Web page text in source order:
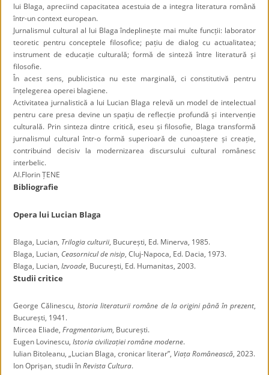
lui Blaga, apreciind capacitatea acestuia de a integra literatura română
într-un context european.
Jurnalismul cultural al lui Blaga îndeplinește mai multe funcții: laborator
teoretic pentru conceptele filosofice; pațiu de dialog cu actualitatea;
instrument de educație culturală; formă de sinteză între literatură și
filosofie.
În acest sens, publicistica nu este marginală, ci constitutivă pentru
înțelegerea operei blagiene.
Activitatea jurnalistică a lui Lucian Blaga relevă un model de intelectual
pentru care presa devine un spațiu de reflecție profundă și intervenție
culturală. Prin sinteza dintre critică, eseu și filosofie, Blaga transformă
jurnalismul cultural într-o formă superioară de cunoaștere și creație,
contribuind decisiv la modernizarea discursului cultural românesc
interbelic.
Al.Florin ȚENE
Bibliografie
Opera lui Lucian Blaga
Blaga, Lucian, Trilogia culturii, București, Ed. Minerva, 1985.
Blaga, Lucian, Ceasornicul de nisip, Cluj-Napoca, Ed. Dacia, 1973.
Blaga, Lucian,Izvoade, București, Ed. Humanitas, 2003.
Studii critice
George Călinescu,Istoria literaturii române de la origini până în prezent,
București, 1941.
Mircea Eliade,Fragmentarium, București.
Eugen Lovinescu,Istoria civilizației române moderne.
Iulian Bitoleanu, „Lucian Blaga, cronicar literar”, Viața Românească, 2023.
Ion Oprișan, studii înRevista Cultura.